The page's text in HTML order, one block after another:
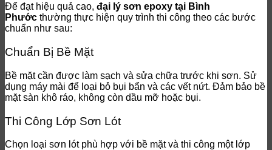
Để đạt hiệu quả cao, đại lý sơn epoxy tại Bình
Phước thường thực hiện quy trình thi công theo các bước
chuẩn như sau:
Chuẩn Bị Bề Mặt
Bề mặt cần được làm sạch và sửa chữa trước khi sơn. Sử
dụng máy mài để loại bỏ bụi bẩn và các vết nứt. Đảm bảo bề
mặt sàn khô ráo, không còn dầu mỡ hoặc bụi.
Thi Công Lớp Sơn Lót
Chọn loại sơn lót phù hợp với bề mặt và thi công một lớp